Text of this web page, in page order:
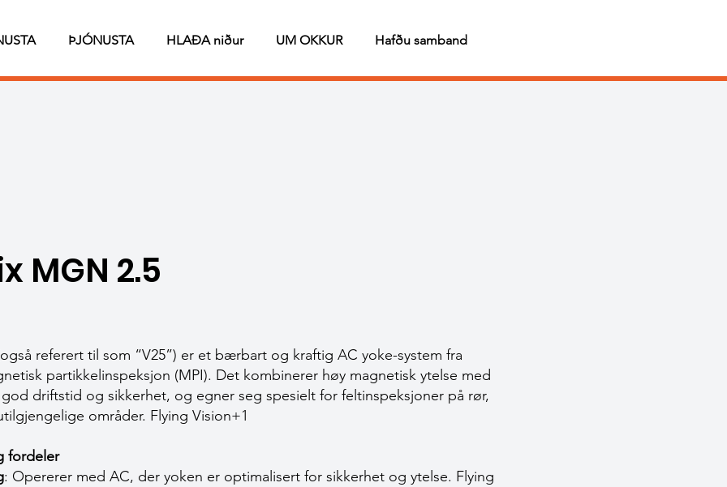
ÞJÓNUSTA HLAÐA niður UM OKKUR Hafðu samband
MGN 2.5
referert til som “V25”) er et bærbart og kraftig AC yoke-system fra
partikkelinspeksjon (MPI). Det kombinerer høy magnetisk ytelse med
driftstid og sikkerhet, og egner seg spesielt for feltinspeksjoner på rør,
områder. Flying Vision+1
fordeler
: Opererer med AC, der yoken er optimalisert for sikkerhet og ytelse. Flying